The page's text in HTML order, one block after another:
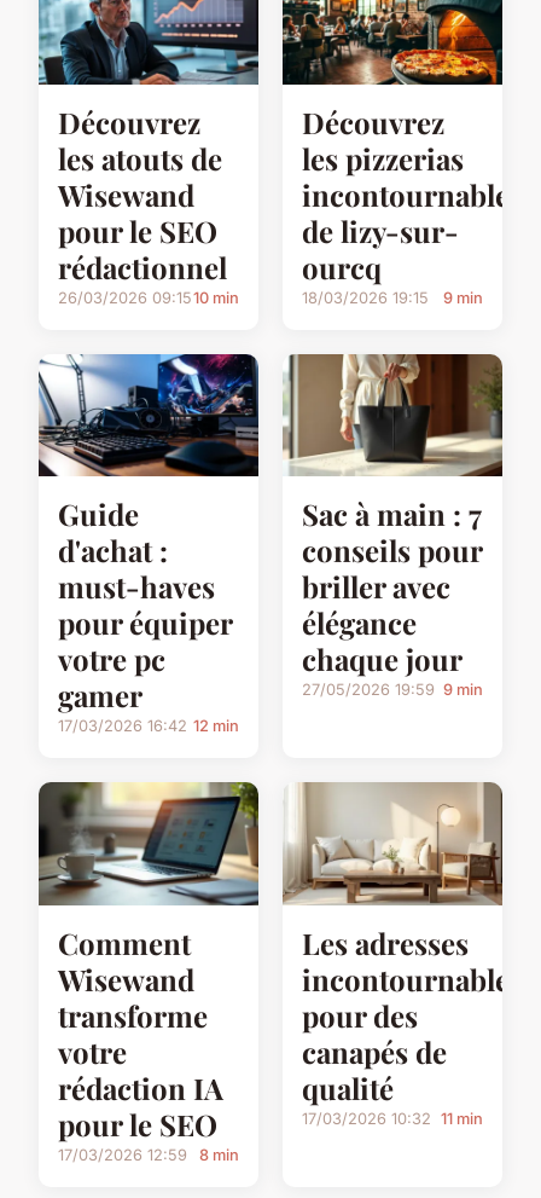
Découvrez
les atouts de
Wisewand
pour le SEO
rédactionnel
26/03/2026 09:1510 min
Découvrez
les pizzerias
incontournables
de lizy-sur-
ourcq
18/03/2026 19:15 9 min
Guide
d'achat :
must-haves
pour équiper
votre pc
gamer
17/03/2026 16:42 12 min
Sac à main : 7
conseils pour
briller avec
élégance
chaque jour
27/05/2026 19:59 9 min
Comment
Wisewand
transforme
votre
rédaction IA
pour le SEO
17/03/2026 12:59 8 min
Les adresses
incontournables
pour des
canapés de
qualité
17/03/2026 10:32 11 min